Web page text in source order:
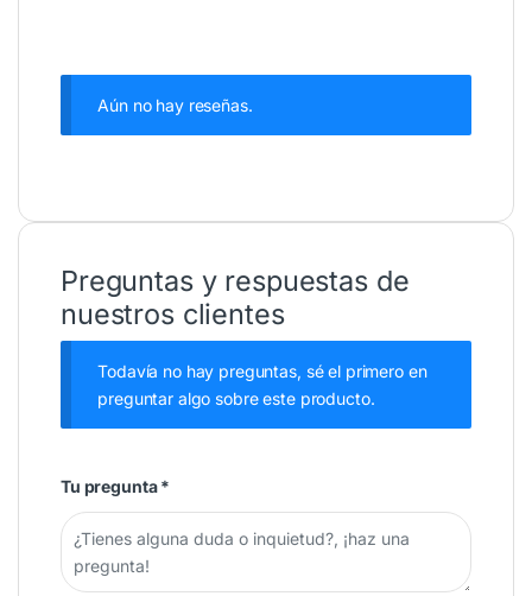
Aún no hay reseñas.
Preguntas y respuestas de
nuestros clientes
Todavía no hay preguntas, sé el primero en
preguntar algo sobre este producto.
Tu pregunta*